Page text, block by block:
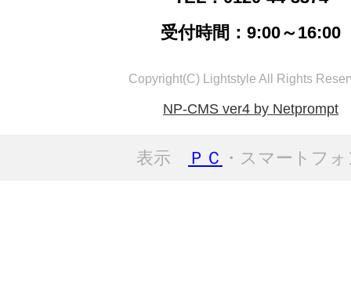
受付時間：9:00～16:00
Copyright(C) Lightstyle All Rights
NP-CMS ver4 by Netprompt
表示 ＰＣ ・スマートフ